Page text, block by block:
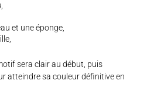
et une éponge,
sera clair au début, puis
atteindre sa couleur définitive en